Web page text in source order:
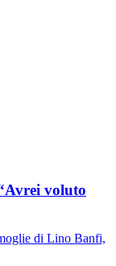
voluto
di Lino Banfi,